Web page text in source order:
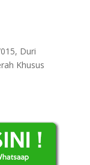
Duri
Khusus